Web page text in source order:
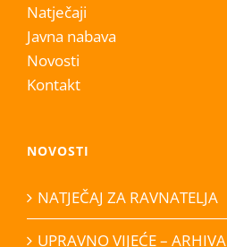
Natječaji
Javna nabava
Novosti
Kontakt
NOVOSTI
NATJEČAJ ZA RAVNATELJA
UPRAVNO VIJEĆE – ARHIVA